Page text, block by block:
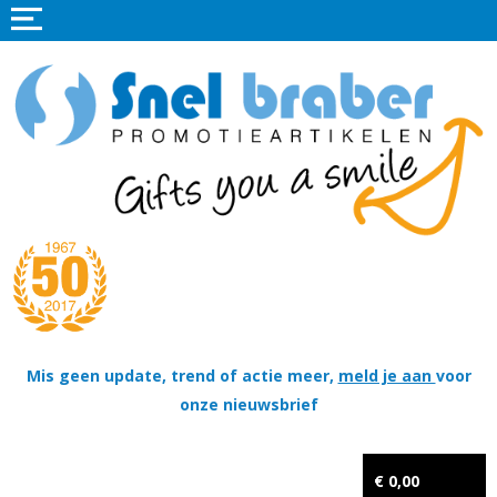
Mis geen update, trend of actie meer, meld je aan voor
onze nieuwsbrief
€ 0,00
Home
Promotieartikelen
Tassen
Thema's